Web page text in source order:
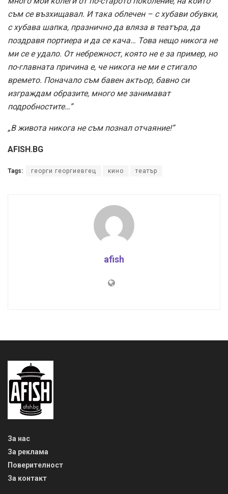
съм се възхищавал. И така облечен – с хубави обувки,
с хубава шапка, празнично да вляза в театъра, да
поздравя портиера и да се кача… Това нещо никога не
ми се е удало. От небрежност, която не е за пример, но
по-главната причина е, че никога не ми е стигало
времето. Поначало съм бавен актьор, бавно си
изграждам образите, много ме занимават
подробностите…”
„В живота никога не съм познал отчаяние!”
AFISH.BG
Tags: георги георгиевгец кино театър
afish
За нас
За реклама
Поверителност
За контакт